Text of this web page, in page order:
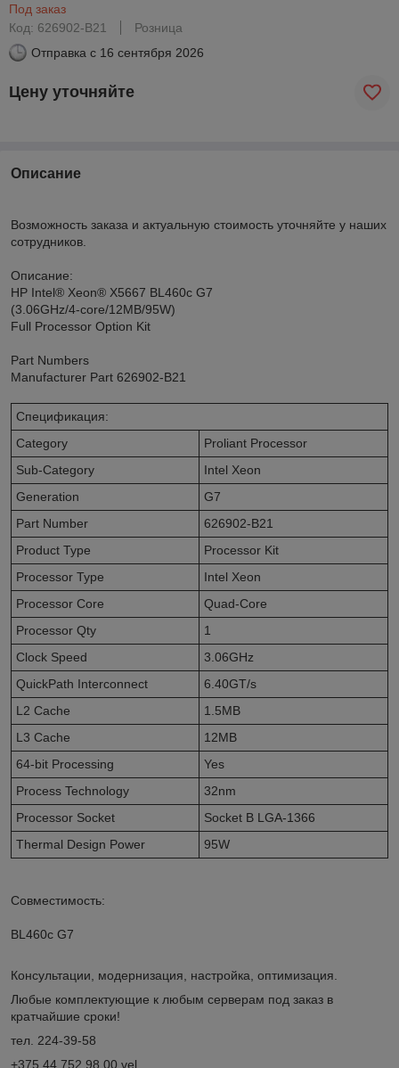
Под заказ
Код: 626902-B21
Розница
Отправка с 16 сентября 2026
Цену уточняйте
Описание
Возможность заказа и актуальную стоимость уточняйте у наших
сотрудников.
Описание:
HP Intel® Xeon® X5667 BL460c G7
(3.06GHz/4-core/12MB/95W)
Full Processor Option Kit
Part Numbers
Manufacturer Part 626902-B21
Спецификация:
Category
Proliant Processor
Sub-Category
Intel Xeon
Generation
G7
Part Number
626902-B21
Product Type
Processor Kit
Processor Type
Intel Xeon
Processor Core
Quad-Core
Processor Qty
1
Clock Speed
3.06GHz
QuickPath Interconnect
6.40GT/s
L2 Cache
1.5MB
L3 Cache
12MB
64-bit Processing
Yes
Process Technology
32nm
Processor Socket
Socket B LGA-1366
Thermal Design Power
95W
Совместимость:
BL460c G7
Консультации, модернизация, настройка, оптимизация.
Любые комплектующие к любым серверам под заказ в
кратчайшие сроки!
тел. 224-39-58
+375 44 752 98 00 vel.